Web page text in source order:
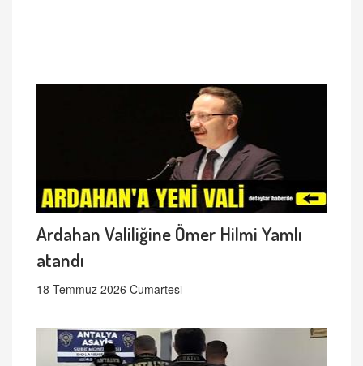
Ardahan Valiliğine Ömer Hilmi Yamlı
atandı
18 Temmuz 2026 Cumartesi